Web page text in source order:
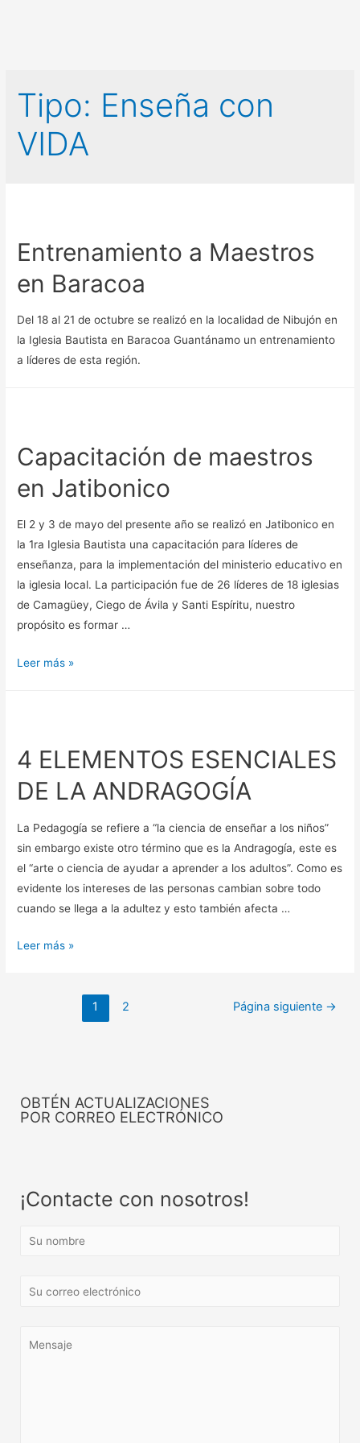
Tipo: Enseña con
VIDA
Entrenamiento a Maestros
en Baracoa
Del 18 al 21 de octubre se realizó en la localidad de Nibujón en
la Iglesia Bautista en Baracoa Guantánamo un entrenamiento
a líderes de esta región.
Capacitación de maestros
en Jatibonico
El 2 y 3 de mayo del presente año se realizó en Jatibonico en
la 1ra Iglesia Bautista una capacitación para líderes de
enseñanza, para la implementación del ministerio educativo en
la iglesia local. La participación fue de 26 líderes de 18 iglesias
de Camagüey, Ciego de Ávila y Santi Espíritu, nuestro
propósito es formar …
Leer más »
4 ELEMENTOS ESENCIALES
DE LA ANDRAGOGÍA
La Pedagogía se refiere a “la ciencia de enseñar a los niños”
sin embargo existe otro término que es la Andragogía, este es
el “arte o ciencia de ayudar a aprender a los adultos”. Como es
evidente los intereses de las personas cambian sobre todo
cuando se llega a la adultez y esto también afecta …
Leer más »
1 2 Página siguiente →
OBTÉN ACTUALIZACIONES
POR CORREO ELECTRÓNICO
¡Contacte con nosotros!
Iniciar Sesión